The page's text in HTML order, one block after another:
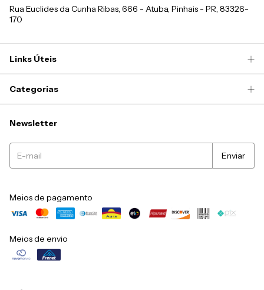
Rua Euclides da Cunha Ribas, 666 - Atuba, Pinhais - PR, 83326-
170
Links Úteis
Categorias
Newsletter
Meios de pagamento
Meios de envio